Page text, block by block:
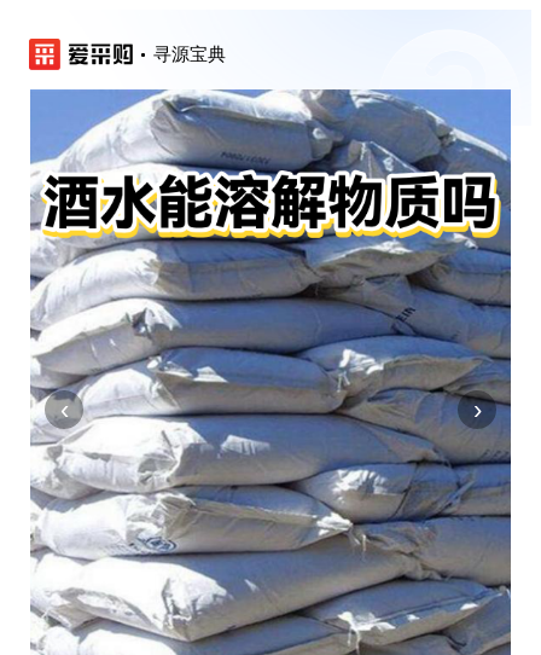
寻源宝典
‹ ›